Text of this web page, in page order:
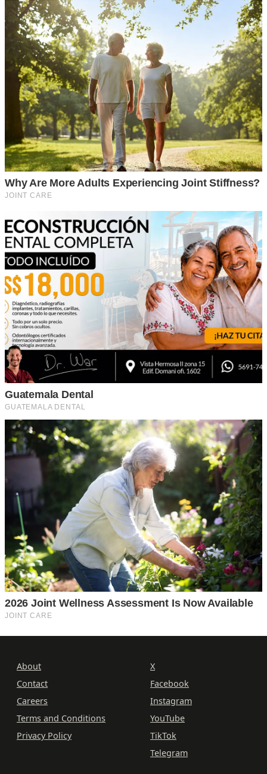
About
Contact
Careers
Terms and Conditions
Privacy Policy
X
Facebook
Instagram
YouTube
TikTok
Telegram